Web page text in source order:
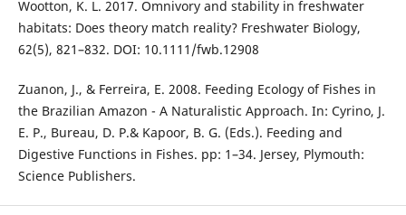
Wootton, K. L. 2017. Omnivory and stability in freshwater
habitats: Does theory match reality? Freshwater Biology,
62(5), 821–832. DOI: 10.1111/fwb.12908
Zuanon, J., & Ferreira, E. 2008. Feeding Ecology of Fishes in
the Brazilian Amazon - A Naturalistic Approach. In: Cyrino, J.
E. P., Bureau, D. P.& Kapoor, B. G. (Eds.). Feeding and
Digestive Functions in Fishes. pp: 1–34. Jersey, Plymouth:
Science Publishers.